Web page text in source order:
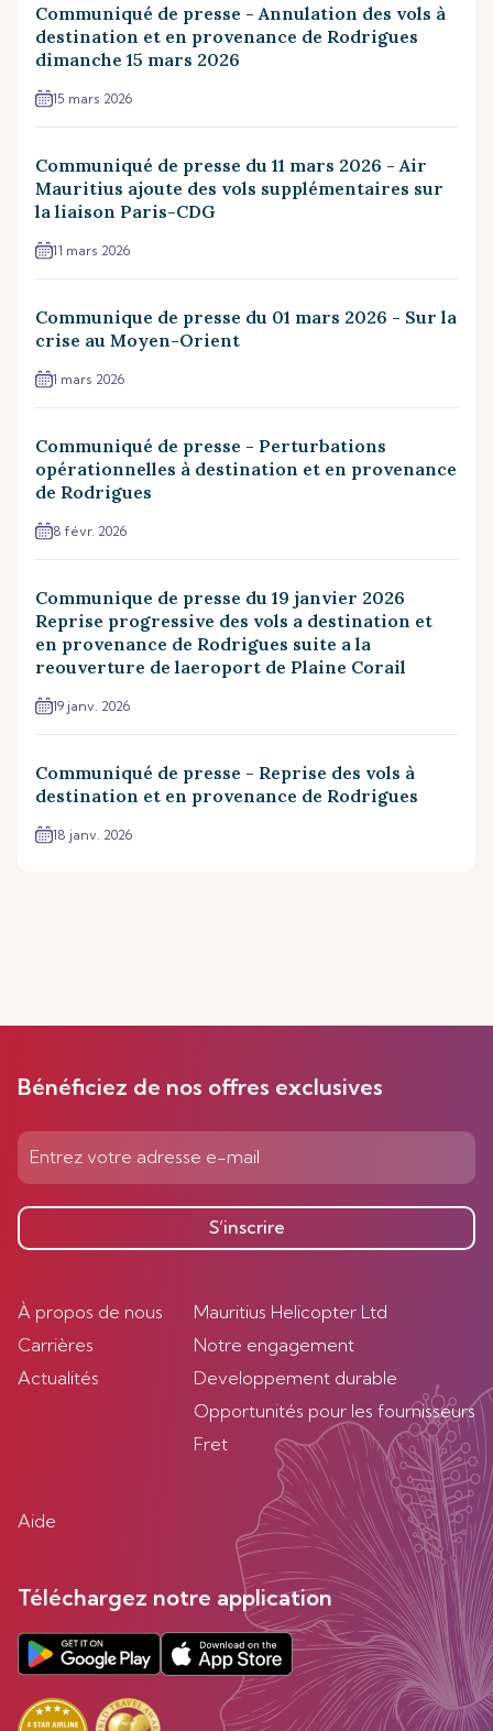
Communiqué de presse - Annulation des vols à
destination et en provenance de Rodrigues
dimanche 15 mars 2026
15 mars 2026
Communiqué de presse du 11 mars 2026 - Air
Mauritius ajoute des vols supplémentaires sur
la liaison Paris-CDG
11 mars 2026
Communique de presse du 01 mars 2026 - Sur la
crise au Moyen-Orient
1 mars 2026
Communiqué de presse - Perturbations
opérationnelles à destination et en provenance
de Rodrigues
8 févr. 2026
Communique de presse du 19 janvier 2026
Reprise progressive des vols a destination et
en provenance de Rodrigues suite a la
reouverture de laeroport de Plaine Corail
19 janv. 2026
Communiqué de presse - Reprise des vols à
destination et en provenance de Rodrigues
18 janv. 2026
Bénéficiez de nos offres exclusives
S’inscrire
À propos de nous
Carrières
Actualités
Mauritius Helicopter Ltd
Notre engagement
Developpement durable
Opportunités pour les fournisseurs
Fret
Aide
Téléchargez notre application